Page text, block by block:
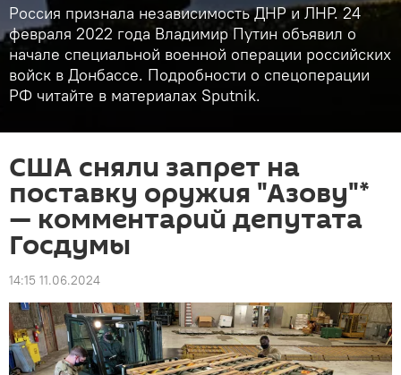
Россия признала независимость ДНР и ЛНР. 24
февраля 2022 года Владимир Путин объявил о
начале специальной военной операции российских
войск в Донбассе. Подробности о спецоперации
РФ читайте в материалах Sputnik.
США сняли запрет на
поставку оружия "Азову"*
— комментарий депутата
Госдумы
14:15 11.06.2024